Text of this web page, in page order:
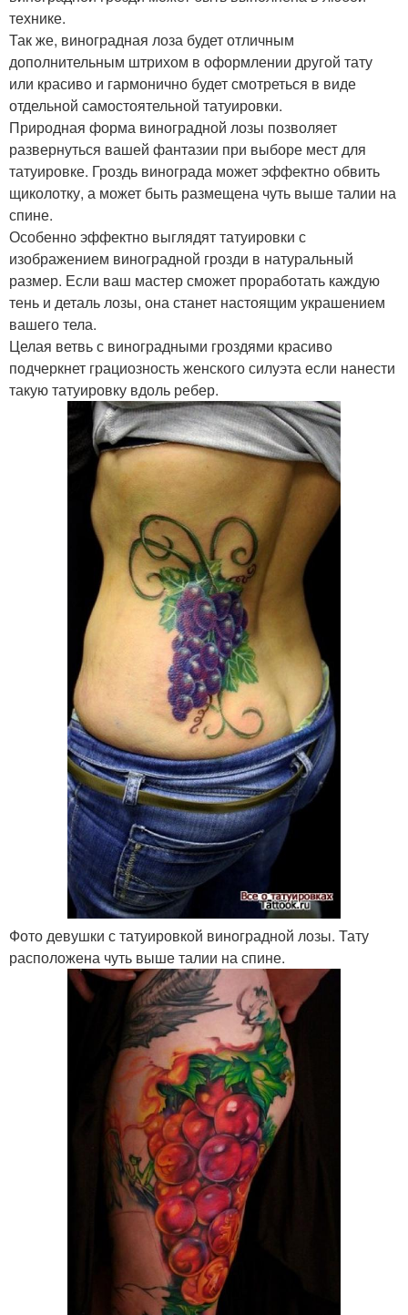
технике.
Так же, виноградная лоза будет отличным
дополнительным штрихом в оформлении другой тату
или красиво и гармонично будет смотреться в виде
отдельной самостоятельной татуировки.
Природная форма виноградной лозы позволяет
развернуться вашей фантазии при выборе мест для
татуировке. Гроздь винограда может эффектно обвить
щиколотку, а может быть размещена чуть выше талии на
спине.
Особенно эффектно выглядят татуировки с
изображением виноградной грозди в натуральный
размер. Если ваш мастер сможет проработать каждую
тень и деталь лозы, она станет настоящим украшением
вашего тела.
Целая ветвь с виноградными гроздями красиво
подчеркнет грациозность женского силуэта если нанести
такую татуировку вдоль ребер.
Фото девушки с татуировкой виноградной лозы. Тату
расположена чуть выше талии на спине.